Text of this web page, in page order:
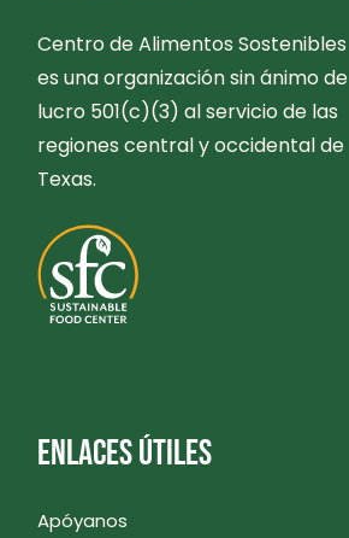
Centro de Alimentos Sostenibles
es una organización sin ánimo de
lucro 501(c)(3) al servicio de las
regiones central y occidental de
Texas.
ENLACES ÚTILES
Apóyanos